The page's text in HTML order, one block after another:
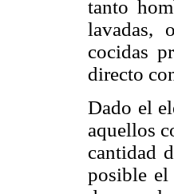
tanto
lavadas,
cocidas
directo
Dado el
aquellos
cantidad
posible el